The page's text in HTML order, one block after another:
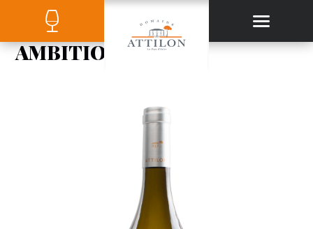
AMBITION2-BLANC